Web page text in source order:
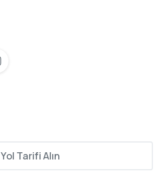
Yol Tarifi Alın